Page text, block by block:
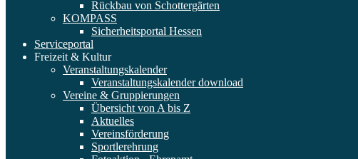
Rückbau von Schottergärten
KOMPASS
Sicherheitsportal Hessen
Serviceportal
Freizeit & Kultur
Veranstaltungskalender
Veranstaltungskalender download
Vereine & Gruppierungen
Übersicht von A bis Z
Aktuelles
Vereinsförderung
Sportlerehrung